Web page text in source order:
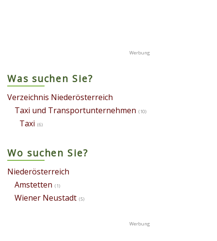
Was suchen Sie?
Verzeichnis Niederösterreich
Taxi und Transportunternehmen (10)
Taxi (6)
Wo suchen Sie?
Niederösterreich
Amstetten (1)
Wiener Neustadt (5)